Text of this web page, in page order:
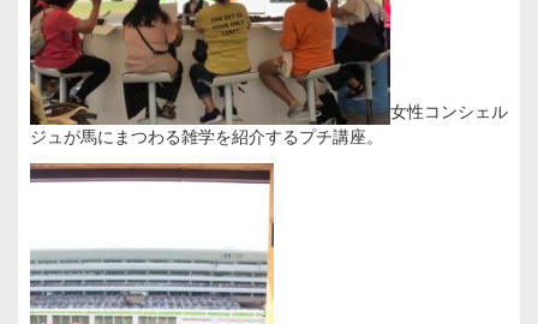
女性コンシェル
ジュが馬にまつわる雑学を紹介するプチ講座。